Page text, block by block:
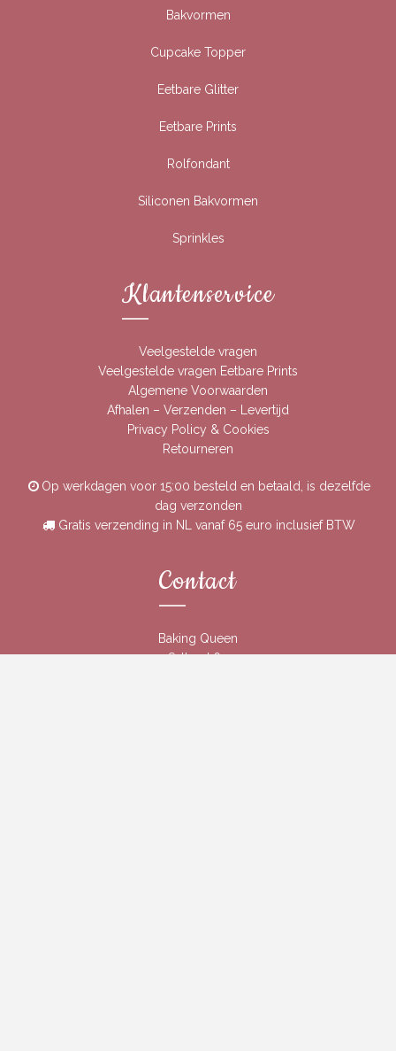
Bakvormen
Cupcake Topper
Eetbare Glitter
Eetbare Prints
Rolfondant
Siliconen Bakvormen
Sprinkles
Klantenservice
Veelgestelde vragen
Veelgestelde vragen Eetbare Prints
Algemene Voorwaarden
Afhalen – Verzenden – Levertijd
Privacy Policy & Cookies
Retourneren
Op werkdagen voor 15:00 besteld en betaald, is dezelfde
dag verzonden
Gratis verzending in NL vanaf 65 euro inclusief BTW
Contact
Baking Queen
Salland 60